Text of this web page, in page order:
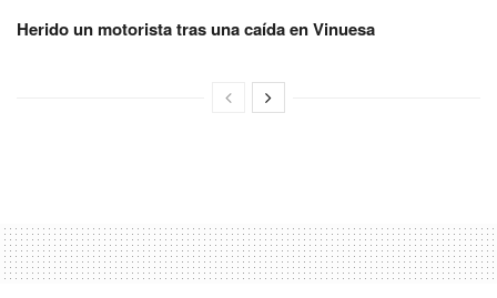
Herido un motorista tras una caída en Vinuesa